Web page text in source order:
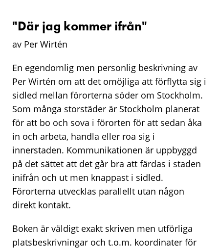
"Där jag kommer ifrån"
av Per Wirtén
En egendomlig men personlig beskrivning av
Per Wirtén om att det omöjliga att förflytta sig i
sidled mellan förorterna söder om Stockholm.
Som många storstäder är Stockholm planerat
för att bo och sova i förorten för att sedan åka
in och arbeta, handla eller roa sig i
innerstaden. Kommunikationen är uppbyggd
på det sättet att det går bra att färdas i staden
inifrån och ut men knappast i sidled.
Förorterna utvecklas parallellt utan någon
direkt kontakt.
Boken är väldigt exakt skriven men utförliga
platsbeskrivningar och t.o.m. koordinater för